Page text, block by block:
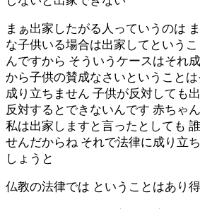
まぁ出家したがる人っていうのは
な子供いる場合は出家してという
んですから そういうケースはそれ
から子供の賛成なさいということ
成り立ちません 子供が反対しても
反対するとできないんです 赤ちゃ
私は出家しますと言ったとしても
せんだからね それで法律に成り立
しょうと
仏教の法律では ということはあり